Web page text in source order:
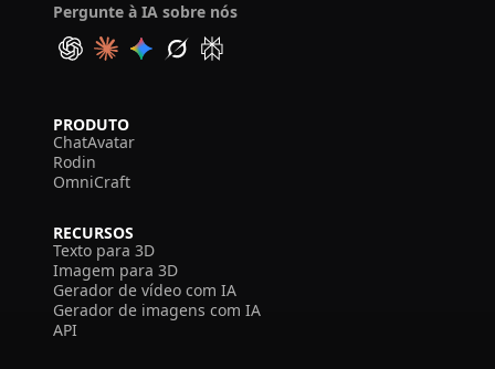
Pergunte à IA sobre nós
PRODUTO
ChatAvatar
Rodin
OmniCraft
RECURSOS
Texto para 3D
Imagem para 3D
Gerador de vídeo com IA
Gerador de imagens com IA
API